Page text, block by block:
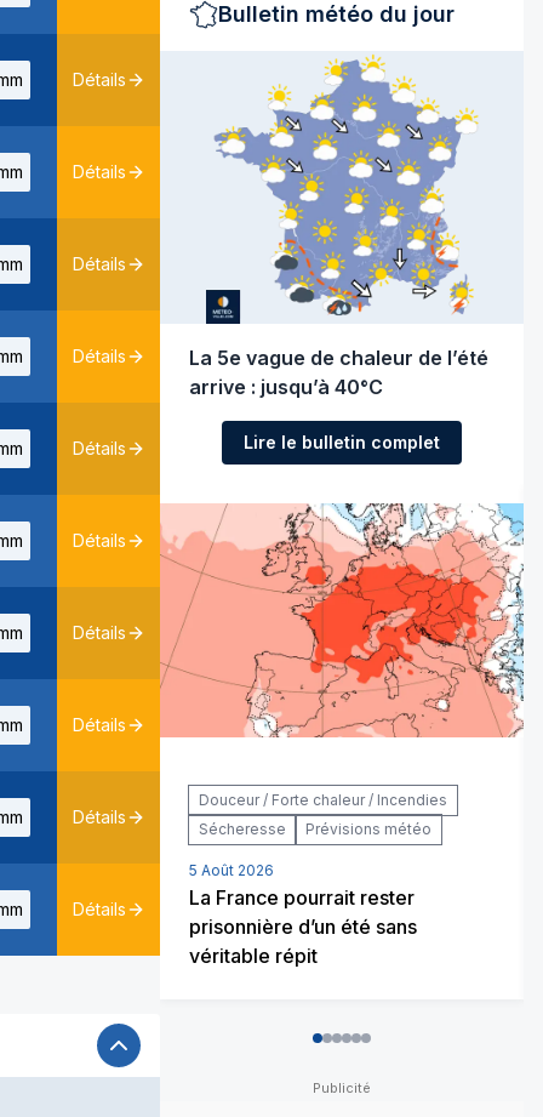
Détails
Détails
Détails
Détails
Détails
Détails
Détails
Détails
Détails
Détails
Bulletin météo du jour
La 5e vague de chaleur de l’été
arrive : jusqu’à 40°C
Lire le bulletin complet
Douceur / Forte chaleur / Incendies
Sécheresse
Prévisions météo
5 Août 2026
La France pourrait rester
prisonnière d’un été sans
véritable répit